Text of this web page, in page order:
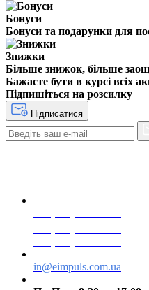
Бонуси
Бонуси та подарунки для
Знижки
Більше знижок, більше
Бажаєте бути в курсі всіх
Підпишіться на розсилку
Підписатися
in@eimpuls.com.ua